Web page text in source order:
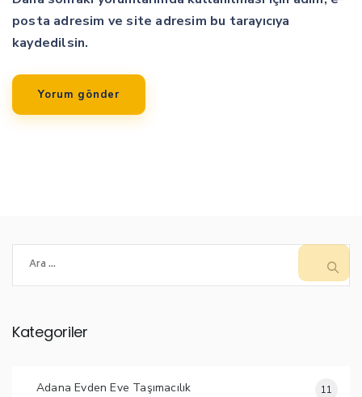
posta adresim ve site adresim bu tarayıcıya
kaydedilsin.
Kategoriler
Adana Evden Eve Taşımacılık 11